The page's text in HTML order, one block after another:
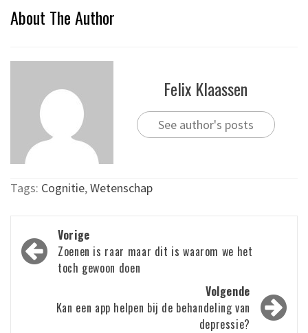
About The Author
Felix Klaassen
See author's posts
Tags: Cognitie,Wetenschap
Bericht
navigatie
Vorige
Zoenen is raar maar dit is waarom we het
toch gewoon doen
Volgende
Kan een app helpen bij de behandeling van
depressie?